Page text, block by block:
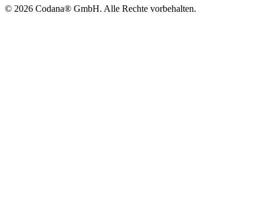
© 2026 Codana® GmbH. Alle Rechte vorbehalten.